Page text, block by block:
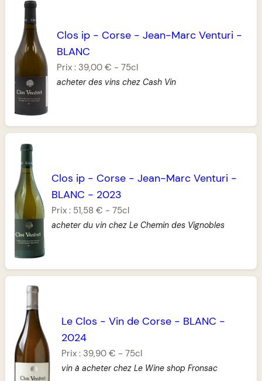
Clos ip- Corse- Jean-Marc Venturi -
BLANC
Prix : 39,00 € - 75cl
acheter des vins chez Cash Vin
Clos ip - Corse -Jean-Marc Venturi -
BLANC - 2023
Prix : 51,58 € -75cl
acheter du vin chez Le Chemin des Vignobles
Le Clos -Vin de Corse - BLANC -
2024
Prix : 39,90 € -75cl
vin à acheter chez Le Wine shop Fronsac